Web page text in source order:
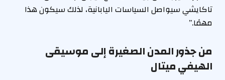
تاكايشي سيواصل السياسات اليابانية، لذلك سيكون هذا
مهمًا.”
من جذور المدن الصغيرة إلى موسيقى
الهيفي ميتال